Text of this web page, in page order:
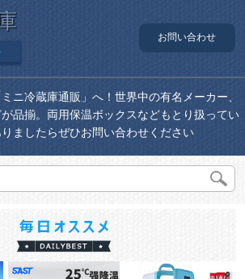
お問い合わせ
ニ冷蔵庫通販」へ！世界中の有名メーカー、
品揃。両用保温ボックスなどもとり扱ってい
ましたらぜひお問い合わせください